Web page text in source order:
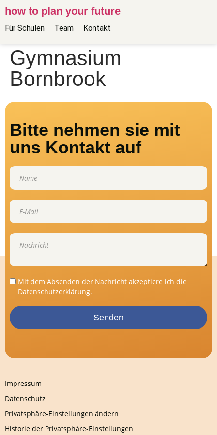
how to plan your future
Für Schulen Team Kontakt
Gymnasium
Bornbrook
Bitte nehmen sie mit
uns Kontakt auf
Mit dem Absenden der Nachricht akzeptiere ich die
Datenschutzerklärung.
Senden
Impressum
Datenschutz
Privatsphäre-Einstellungen ändern
Historie der Privatsphäre-Einstellungen